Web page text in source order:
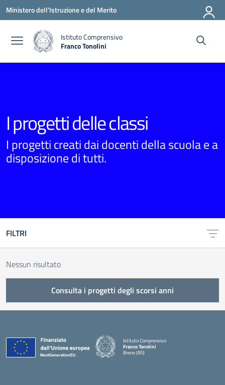
Vai ai contenuti
Vai al menu di navigazione
Vai al footer
Ministero dell'Istruzione e del Merito
Istituto Comprensivo
Franco Tonolini
I progetti delle classi
I progetti creati dai docenti della scuola e a
disposizione di tutti.
FILTRI
Nessun risultato
Consulta i progetti degli scorsi anni
Istituto Comprensivo
Franco Tonolini
Breno (BS)